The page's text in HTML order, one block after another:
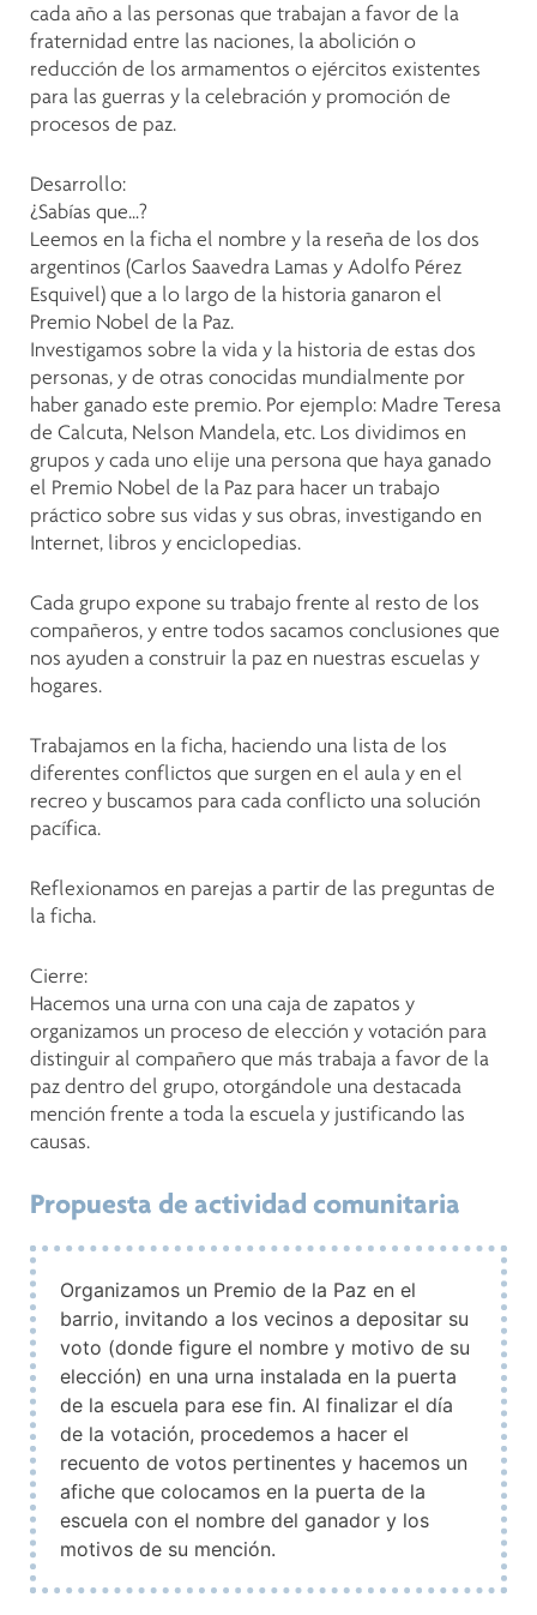
cada año a las personas que trabajan a favor de la
fraternidad entre las naciones, la abolición o
reducción de los armamentos o ejércitos existentes
para las guerras y la celebración y promoción de
procesos de paz.
Desarrollo:
¿Sabías que…?
Leemos en la ficha el nombre y la reseña de los dos
argentinos (Carlos Saavedra Lamas y Adolfo Pérez
Esquivel) que a lo largo de la historia ganaron el
Premio Nobel de la Paz.
Investigamos sobre la vida y la historia de estas dos
personas, y de otras conocidas mundialmente por
haber ganado este premio. Por ejemplo: Madre Teresa
de Calcuta, Nelson Mandela, etc. Los dividimos en
grupos y cada uno elije una persona que haya ganado
el Premio Nobel de la Paz para hacer un trabajo
práctico sobre sus vidas y sus obras, investigando en
Internet, libros y enciclopedias.
Cada grupo expone su trabajo frente al resto de los
compañeros, y entre todos sacamos conclusiones que
nos ayuden a construir la paz en nuestras escuelas y
hogares.
Trabajamos en la ficha, haciendo una lista de los
diferentes conflictos que surgen en el aula y en el
recreo y buscamos para cada conflicto una solución
pacífica.
Reflexionamos en parejas a partir de las preguntas de
la ficha.
Cierre:
Hacemos una urna con una caja de zapatos y
organizamos un proceso de elección y votación para
distinguir al compañero que más trabaja a favor de la
paz dentro del grupo, otorgándole una destacada
mención frente a toda la escuela y justificando las
causas.
Propuesta de actividad comunitaria
Organizamos un Premio de la Paz en el
barrio, invitando a los vecinos a depositar su
voto (donde figure el nombre y motivo de su
elección) en una urna instalada en la puerta
de la escuela para ese fin. Al finalizar el día
de la votación, procedemos a hacer el
recuento de votos pertinentes y hacemos un
afiche que colocamos en la puerta de la
escuela con el nombre del ganador y los
motivos de su mención.